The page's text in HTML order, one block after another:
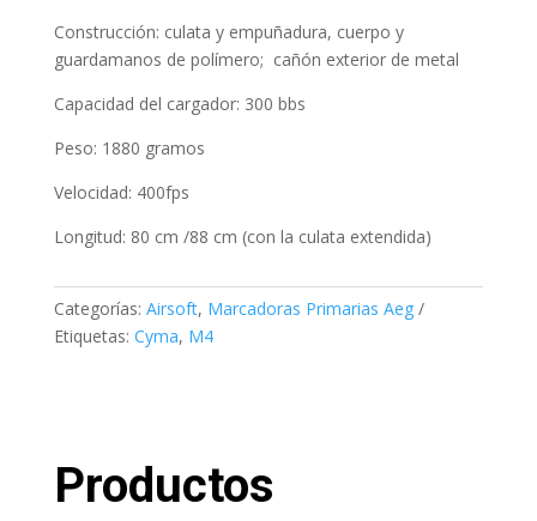
Construcción: culata y empuñadura, cuerpo y
guardamanos de polímero; cañón exterior de metal
Capacidad del cargador: 300 bbs
Peso: 1880 gramos
Velocidad: 400fps
Longitud: 80 cm /88 cm (con la culata extendida)
Categorías: Airsoft, Marcadoras Primarias Aeg
Etiquetas: Cyma, M4
Productos